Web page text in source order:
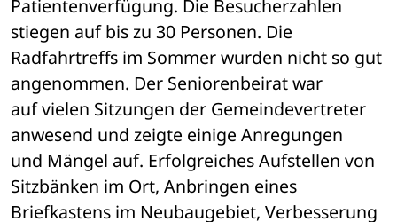
Patientenverfügung. Die Besucherzahlen
stiegen auf bis zu 30 Personen. Die
Radfahrtreffs im Sommer wurden nicht so gut
angenommen. Der Seniorenbeirat war
auf vielen Sitzungen der Gemeindevertreter
anwesend und zeigte einige Anregungen
und Mängel auf. Erfolgreiches Aufstellen von
Sitzbänken im Ort, Anbringen eines
Briefkastens im Neubaugebiet, Verbesserung